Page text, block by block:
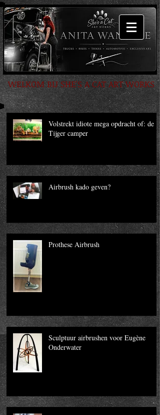
WELKOM BIJ SHE'S A CAT ART WORKS
Volstrekt idiote mega opdracht of: de
Tijger camper
Airbrush kado geven?
Prothese Airbrush
Sculptuur airbrushen voor Eugène
Onderwater